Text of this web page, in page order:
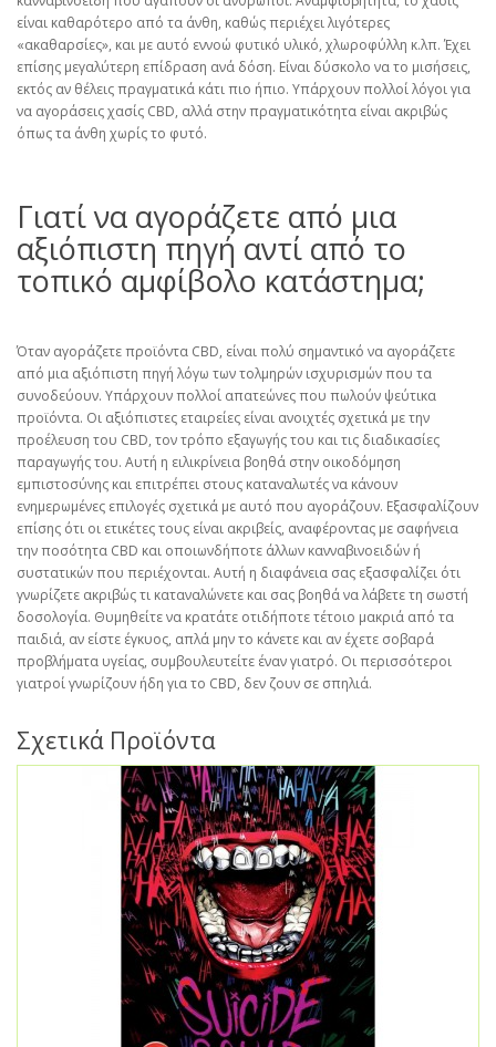
είναι καθαρότερο από τα άνθη, καθώς περιέχει λιγότερες
«ακαθαρσίες», και με αυτό εννοώ φυτικό υλικό, χλωροφύλλη κ.λπ. Έχει
επίσης μεγαλύτερη επίδραση ανά δόση. Είναι δύσκολο να το μισήσεις,
εκτός αν θέλεις πραγματικά κάτι πιο ήπιο. Υπάρχουν πολλοί λόγοι για
να αγοράσεις χασίς CBD, αλλά στην πραγματικότητα είναι ακριβώς
όπως τα άνθη χωρίς το φυτό.
Γιατί να αγοράζετε από μια
αξιόπιστη πηγή αντί από το
τοπικό αμφίβολο κατάστημα;
Όταν αγοράζετε προϊόντα CBD, είναι πολύ σημαντικό να αγοράζετε
από μια αξιόπιστη πηγή λόγω των τολμηρών ισχυρισμών που τα
συνοδεύουν. Υπάρχουν πολλοί απατεώνες που πωλούν ψεύτικα
προϊόντα. Οι αξιόπιστες εταιρείες είναι ανοιχτές σχετικά με την
προέλευση του CBD, τον τρόπο εξαγωγής του και τις διαδικασίες
παραγωγής του. Αυτή η ειλικρίνεια βοηθά στην οικοδόμηση
εμπιστοσύνης και επιτρέπει στους καταναλωτές να κάνουν
ενημερωμένες επιλογές σχετικά με αυτό που αγοράζουν. Εξασφαλίζουν
επίσης ότι οι ετικέτες τους είναι ακριβείς, αναφέροντας με σαφήνεια
την ποσότητα CBD και οποιωνδήποτε άλλων κανναβινοειδών ή
συστατικών που περιέχονται. Αυτή η διαφάνεια σας εξασφαλίζει ότι
γνωρίζετε ακριβώς τι καταναλώνετε και σας βοηθά να λάβετε τη σωστή
δοσολογία. Θυμηθείτε να κρατάτε οτιδήποτε τέτοιο μακριά από τα
παιδιά, αν είστε έγκυος, απλά μην το κάνετε και αν έχετε σοβαρά
προβλήματα υγείας, συμβουλευτείτε έναν γιατρό. Οι περισσότεροι
γιατροί γνωρίζουν ήδη για το CBD, δεν ζουν σε σπηλιά.
Σχετικά Προϊόντα